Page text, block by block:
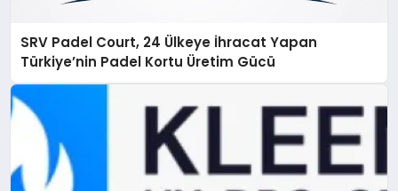
SRV Padel Court, 24 Ülkeye İhracat Yapan
Türkiye’nin Padel Kortu Üretim Gücü